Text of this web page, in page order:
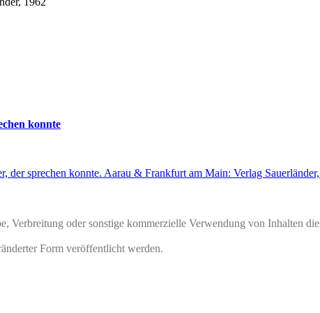
konnte
der sprechen konnte. Aarau & Frankfurt am Main: Verlag
oder sonstige kommerzielle Verwendung von Inhalten
Form veröffentlicht werden.